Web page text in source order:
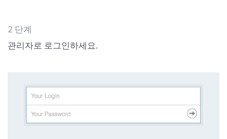
2 단계
관리자로 로그인하세요.